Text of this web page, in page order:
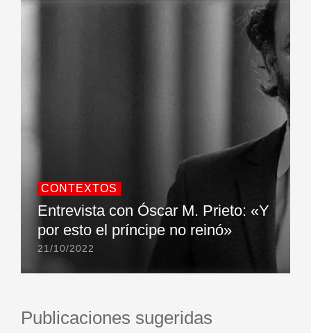
CONTEXTOS
Entrevista con Óscar M. Prieto: «Y
por esto el príncipe no reinó»
21/10/2022
Publicaciones sugeridas